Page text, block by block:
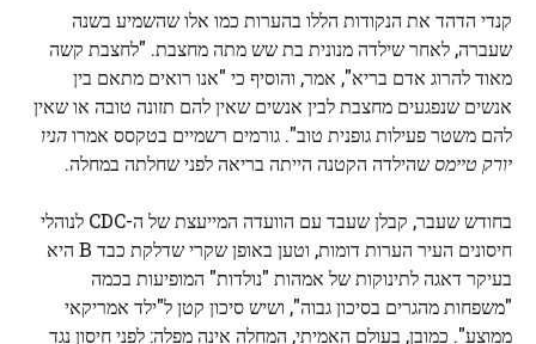
קנדי הדהד את הנקודות הללו בהערות כמו אלו שהשמיע בשנה
שעברה, לאחר שילדה מנונית בת שש מתה מחצבת. "לחצבת קשה
מאוד להרוג אדם בריא", אמר, והוסיף כי "אנו רואים מתאם בין
אנשים שנפגעים מחצבת לבין אנשים שאין להם תזונה טובה או שאין
להם משטר פעילות גופנית טוב". גורמים רשמיים בטקסס אמרוהניו
יורק טיימסשהילדה הקטנה הייתה בריאה לפני שחלתה במחלה.
בחודש שעבר, קבלן שעבד עם הוועדה המייעצת של ה-CDC לנוהלי
חיסונים העיר הערות דומות, וטען באופן שקרי שדלקת כבד B היא
בעיקר דאגה לתינוקות של אמהות "נולדות" המופיעות בכמה
"משפחות מהגרים בסיכון גבוה", ושיש סיכון קטן ל"ילד אמריקאי
ממוצע". כמובן, בעולם האמיתי, המחלה אינה מפלה: לפני חיסון נגד